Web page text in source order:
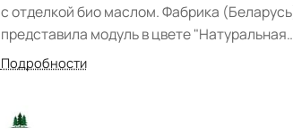
с отделкой био маслом. Фабрика
представила модуль в цвете "Натуральная
сосна", что выгодно подчеркивает
загородного дома. Удобная система
Подробности